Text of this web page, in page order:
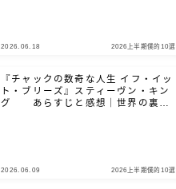
2026.06.18 2026上半期僕的10選
『チャックの数奇な人生 イフ・イッ
ト・ブリーズ』スティーヴン・キン
グ あらすじと感想｜世界の裏側
2026.06.09 2026上半期僕的10選